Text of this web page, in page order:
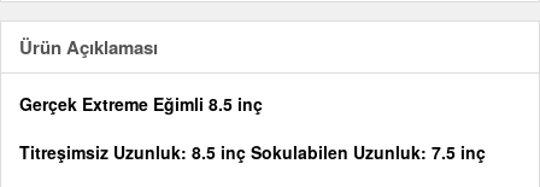
Ürün Açıklaması
Gerçek Extreme Eğimli 8.5 inç
Titreşimsiz Uzunluk: 8.5 inç Sokulabilen Uzunluk: 7.5 inç